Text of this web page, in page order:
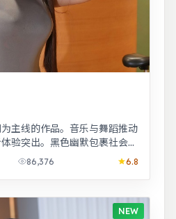
主线的作品。音乐与舞蹈推动
验突出。黑色幽默包裹社会寓
86,376 6.8
NEW